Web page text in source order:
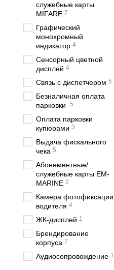
служебные карты
MIFARE 7
Графический
монохромный
индикатор 4
Сенсорный цветной
дисплей 4
Связь с диспетчером 5
Безналичная оплата
парковки
5
Оплата парковки
купюрами 3
Выдача фискального
чека 5
Абонементные/
служебные карты EM-
MARINE 2
Камера фотофиксации
водителя 4
ЖК-дисплей 1
Брендирование
корпуса 7
Аудиосопровождение 1